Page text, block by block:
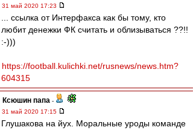
31 май 2020 17:23
... ссылка от Интерфакса как бы тому, кто
любит денежки ФК считать и облизываться ??!!
:-)))
https://football.kulichki.net/rusnews/news.htm?
604315
Ксюшин папа -
31 май 2020 17:15
Глушакова на йух. Моральные уроды команде